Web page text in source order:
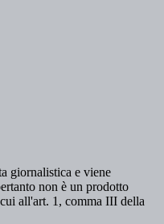
giornalistica e viene
non è un prodotto
all'art. 1, comma III della